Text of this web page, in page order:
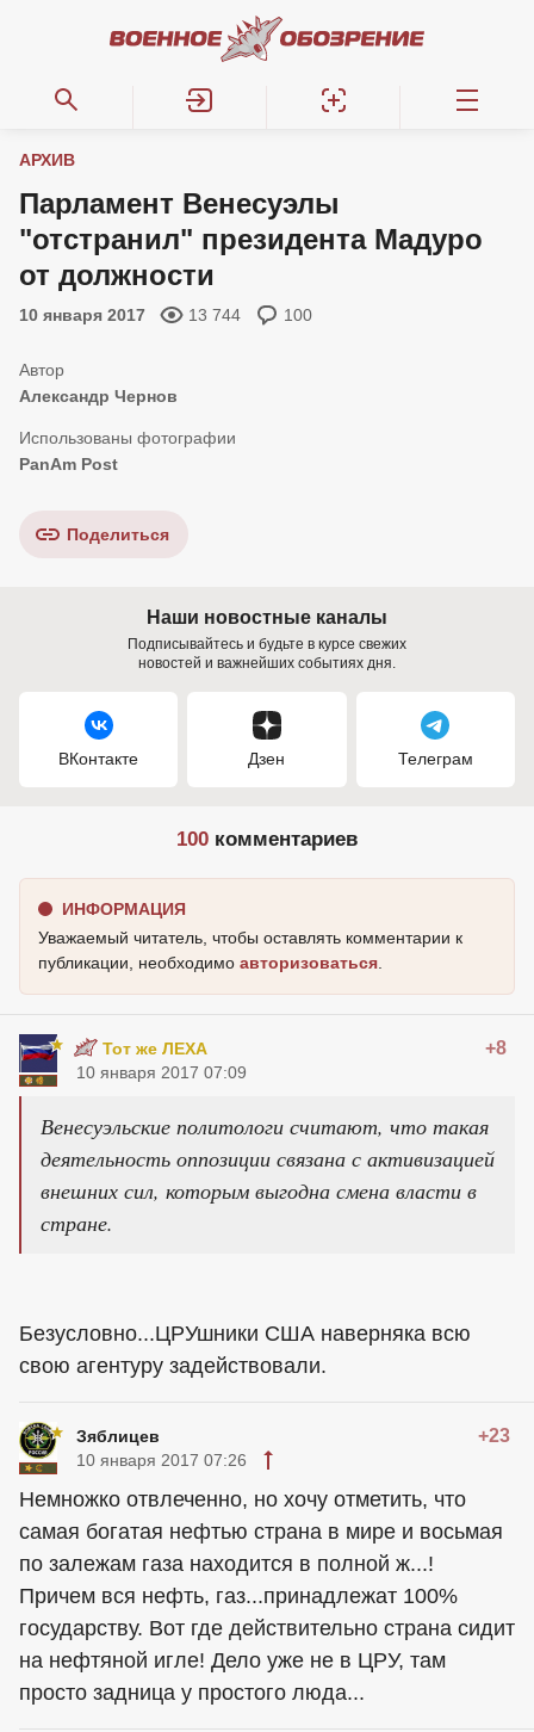
АРХИВ
Парламент Венесуэлы
"отстранил" президента Мадуро
от должности
10 января 2017 13 744 100
Александр Чернов
PanAm Post
Поделиться
Наши новостные каналы
Подписывайтесь и будьте в курсе свежих
новостей и важнейших событиях дня.
ВКонтакте Дзен Телеграм
100 комментариев
ИНФОРМАЦИЯ
Уважаемый читатель, чтобы оставлять комментарии к
публикации, необходимо авторизоваться
Тот же ЛЕХА +8
10 января 2017 07:09
Венесуэльские политологи считают, что такая
деятельность оппозиции связана с активизацией
внешних сил, которым выгодна смена власти в
стране.
Безусловно...ЦРУшники США наверняка всю
свою агентуру задействовали.
Зяблицев +23
10 января 2017 07:26
Немножко отвлеченно, но хочу отметить, что
самая богатая нефтью страна в мире и восьмая
по залежам газа находится в полной ж...!
Причем вся нефть, газ...принадлежат 100%
государству. Вот где действительно страна сидит
на нефтяной игле! Дело уже не в ЦРУ, там
просто задница у простого люда...